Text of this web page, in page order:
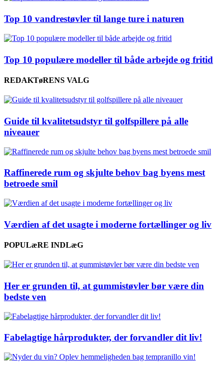
Top 10 vandrestøvler til lange ture i naturen
Top 10 populære modeller til både arbejde og fritid
REDAKTøRENS VALG
Guide til kvalitetsudstyr til golfspillere på alle
niveauer
Raffinerede rum og skjulte behov bag byens mest
betroede smil
Værdien af det usagte i moderne fortællinger og liv
POPULæRE INDLæG
Her er grunden til, at gummistøvler bør være din
bedste ven
Fabelagtige hårprodukter, der forvandler dit liv!